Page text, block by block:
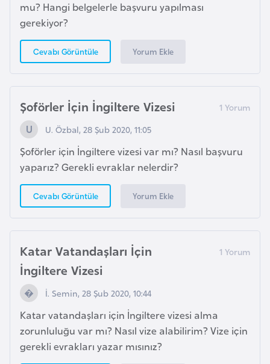
mu? Hangi belgelerle başvuru yapılması
gerekiyor?
Cevabı Görüntüle Yorum Ekle
Şoförler İçin İngiltere Vizesi
U. Özbal, 28 Şub 2020, 11:05
Şoförler için İngiltere vizesi var mı? Nasıl başvuru
yaparız? Gerekli evraklar nelerdir?
Cevabı Görüntüle Yorum Ekle
Katar Vatandaşları İçin
İngiltere Vizesi
İ. Semin, 28 Şub 2020, 10:44
Katar vatandaşları için İngiltere vizesi alma
zorunluluğu var mı? Nasıl vize alabilirim? Vize için
gerekli evrakları yazar mısınız?
p
a
n
y
a
İ
s
r
a
i
l
İ
v
e
ç
v